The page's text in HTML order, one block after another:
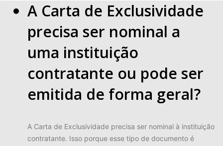
A Carta de Exclusividade
precisa ser nominal a
uma instituição
contratante ou pode ser
emitida de forma geral?
A Carta de Exclusividade precisa ser nominal à instituição
contratante. Isso porque esse tipo de documento é